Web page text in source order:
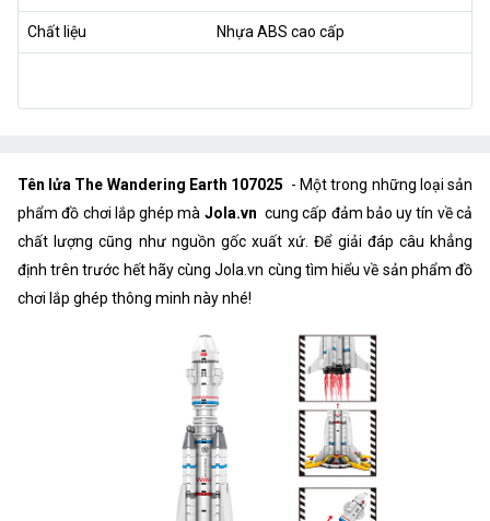
Chất liệu Nhựa ABS cao cấp
Tên lửa The Wandering Earth 107025 - Một trong những loại sản
phẩm đồ chơi lắp ghép mà Jola.vn cung cấp đảm bảo uy tín về cả
chất lượng cũng như nguồn gốc xuất xứ. Để giải đáp câu khẳng
định trên trước hết hãy cùng Jola.vn cùng tìm hiểu về sản phẩm đồ
chơi lắp ghép thông minh này nhé!